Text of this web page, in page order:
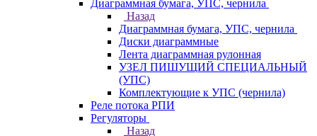
Диаграммная бумага, УПС, чернила
Назад
Диаграммная бумага, УПС, чернила
Диски диаграммные
Лента диаграммная рулонная
УЗЕЛ ПИШУЩИЙ СПЕЦИАЛЬНЫЙ
(УПС)
Комплектующие к УПС (чернила)
Реле потока РПИ
Регуляторы
Назад